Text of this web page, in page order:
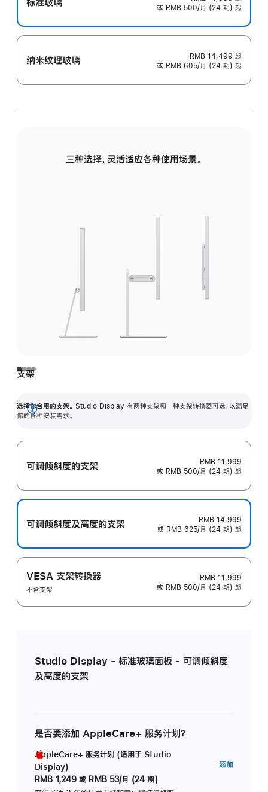
或 RMB 500/月 (24 期) 起
纳米纹理玻璃 RMB 14,499 起
或 RMB 605/月 (24 期) 起
三种选择，灵活适应各种使用场景。
支架
选择你合用的支架。 Studio Display 有两种支架和一种支架转换器可选，以满足
你的各种安装需求。
展
可调倾斜度的支架
RMB 11,999
或 RMB 500/月 (24 期) 起
可调倾斜度及高‍度的支‍架
RMB 14,999
或 RMB 625/月 (24 期) 起
VESA 支架转换器
不含支架
RMB 11,999
或 RMB 500/月 (24 期) 起
Studio Display - 标准玻璃面板 - 可调倾斜度
及高度的支架
是否要添加 AppleCare+ 服务计划？
AppleCare+ 服务计划 (适用于 Studio
Display)
RMB 1,249 或 RMB 53/月 (24 期)
添加